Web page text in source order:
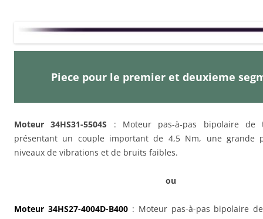
Piece pour le premier et deuxieme
Moteur 34HS31-5504S : Moteur pas-à-pas bipolaire de
présentant un couple important de 4,5 Nm, une grande
niveaux de vibrations et de bruits faibles.
ou
Moteur 34HS27-4004D-B400: Moteur pas-à-pas bipolaire